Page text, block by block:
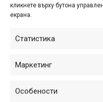
кликнете върху бутона
екрана.
Статистика
Маркетинг
Особености
ПАРТНЬОРИ